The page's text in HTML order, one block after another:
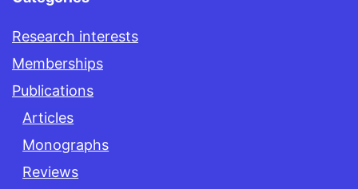
Research interests
Memberships
Publications
Articles
Monographs
Reviews